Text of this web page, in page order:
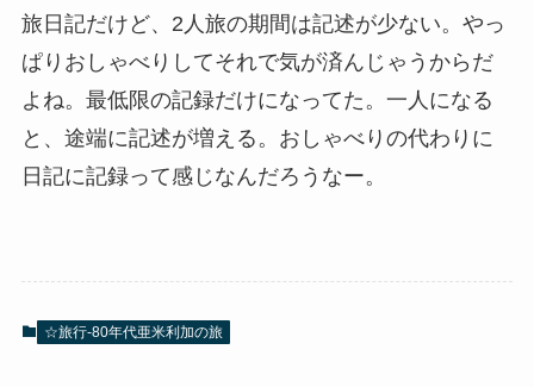
旅日記だけど、2人旅の期間は記述が少ない。やっ
ぱりおしゃべりしてそれで気が済んじゃうからだ
よね。最低限の記録だけになってた。一人になる
と、途端に記述が増える。おしゃべりの代わりに
日記に記録って感じなんだろうなー。
☆旅行-80年代亜米利加の旅